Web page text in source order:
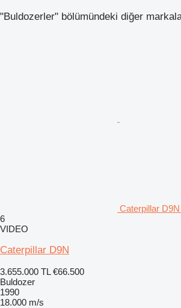
"Buldozerler" bölümündeki diğer
Caterpillar
6
VIDEO
Caterpillar D9N
3.655.000 TL €66.500
Buldozer
1990
18.000 m/s